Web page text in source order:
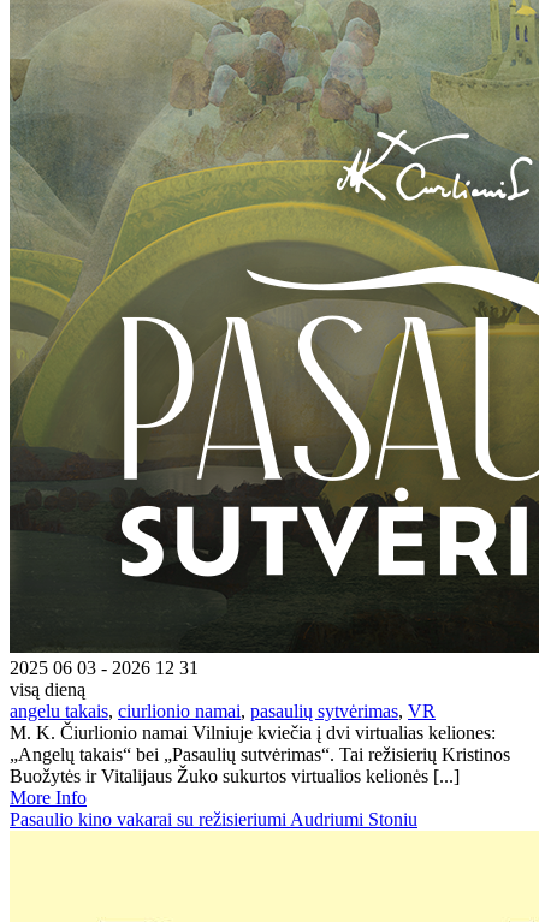
2025 06 03 - 2026 12 31
visą dieną
angelu takais, ciurlionio namai, pasaulių sytvėrimas, VR
M. K. Čiurlionio namai Vilniuje kviečia į dvi virtualias keliones:
„Angelų takais“ bei „Pasaulių sutvėrimas“. Tai režisierių Kristinos
Buožytės ir Vitalijaus Žuko sukurtos virtualios kelionės [...]
More Info
Pasaulio kino vakarai su režisieriumi Audriumi Stoniu